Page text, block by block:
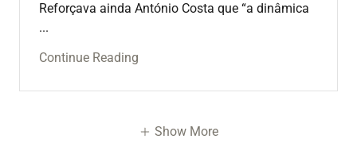
Reforçava ainda António Costa que “a dinâmica
...
Continue Reading
Show More